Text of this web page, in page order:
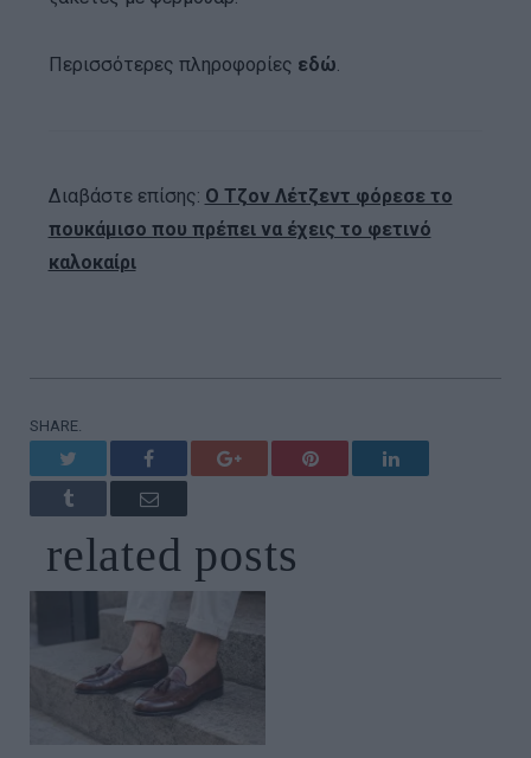
Περισσότερες πληροφορίες εδώ.
Διαβάστε επίσης: Ο Τζον Λέτζεντ φόρεσε το
πουκάμισο που πρέπει να έχεις το φετινό
καλοκαίρι
SHARE.
Facebook Google+ Pinterest LinkedIn
Tumblr Email
related posts